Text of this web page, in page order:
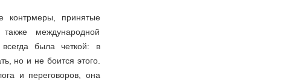
принятые
международной
была четкой: в
но и не боится этого.
и переговоров, она